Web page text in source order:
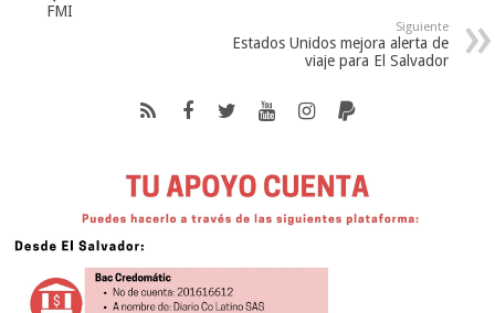
FMI
Siguiente
Estados Unidos mejora alerta de
viaje para El Salvador